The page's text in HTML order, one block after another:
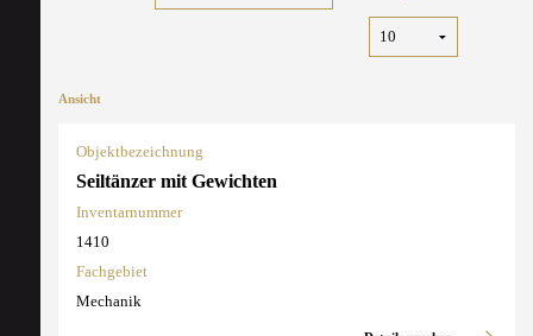
Ansicht
Objektbezeichnung
Seiltänzer mit Gewichten
Inventarnummer
1410
Fachgebiet
Mechanik